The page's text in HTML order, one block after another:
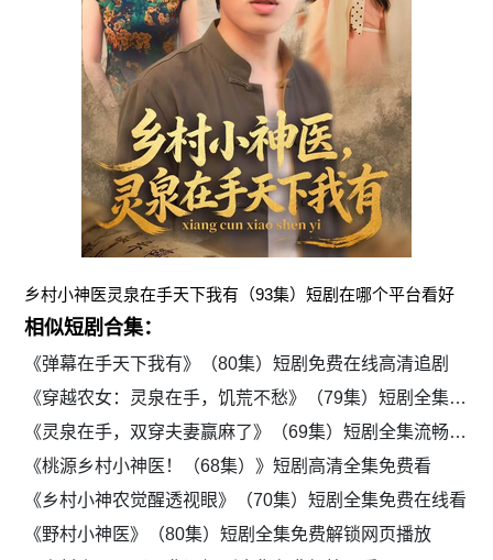
乡村小神医灵泉在手天下我有（93集）短剧在哪个平台看好
相似短剧合集：
《弹幕在手天下我有》（80集）短剧免费在线高清追剧
《穿越农女：灵泉在手，饥荒不愁》（79集）短剧全集免费在线赏
《灵泉在手，双穿夫妻赢麻了》（69集）短剧全集流畅免费看
《桃源乡村小神医！（68集）》短剧高清全集免费看
《乡村小神农觉醒透视眼》（70集）短剧全集免费在线看
《野村小神医》（80集）短剧全集免费解锁网页播放